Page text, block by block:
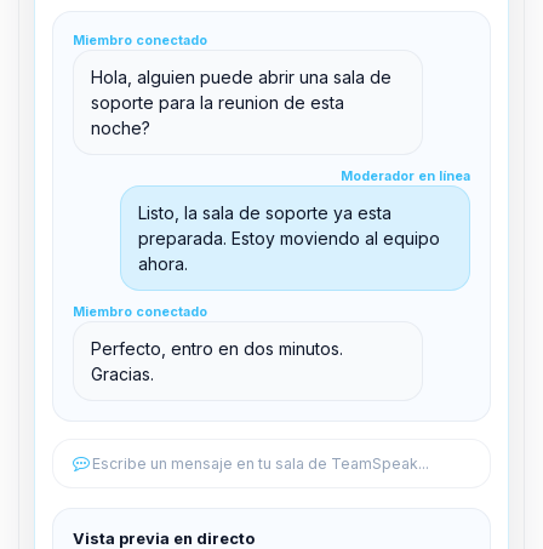
Miembro conectado
Hola, alguien puede abrir una sala de
soporte para la reunion de esta
noche?
Moderador en línea
Listo, la sala de soporte ya esta
preparada. Estoy moviendo al equipo
ahora.
Miembro conectado
Perfecto, entro en dos minutos.
Gracias.
Escribe un mensaje en tu sala de TeamSpeak...
Vista previa en directo
support@boxtoplay.com
Sala principal
Miembro conectado
Sala de soporte
Editar permisos
Expulsar del canal